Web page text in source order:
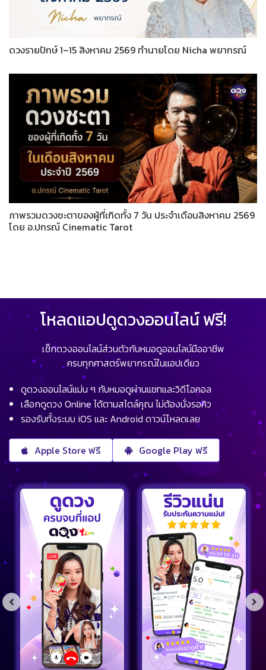
ดวงรายปักษ์ 1–15 สิงหาคม 2569 ทำนายโดย Nicha พยากรณ์
ภาพรวมดวงชะตาของผู้ที่เกิดทั้ง 7 วัน ประจำเดือนสิงหาคม 2569
โดย อ.ปกรณ์ Cinematic Tarot
โหลดแอปดูดวงออนไลน์ ฟรี!
เช็กดวงออนไลน์ส่วนตัวกับหมอดูออนไลน์มืออาชีพ
ครบทุกศาสตร์พยากรณ์ในแอปเดียว
ดูดวงออนไลน์แม่น ๆ กับหมอดูผ่านแชทและวิดีโอคอล
เลือกดูดวง Online ได้ตามสไตล์คุณ ไม่ต้องนั่งรอคิว
รองรับทั้งระบบ iOS และ Android ดาวน์โหลดเลย
Apple Store ฟรี Google Play ฟรี